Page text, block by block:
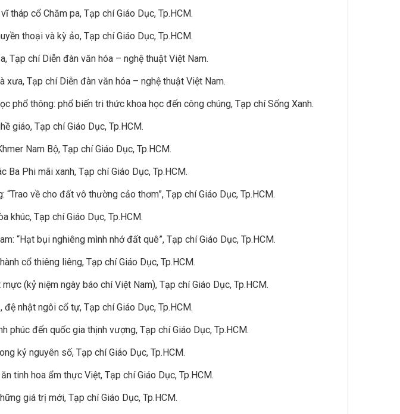
tháp cổ Chăm pa, Tạp chí Giáo Dục, Tp.HCM.
thoại và kỳ ảo, Tạp chí Giáo Dục, Tp.HCM.
Tạp chí Diễn đàn văn hóa – nghệ thuật Việt Nam.
xưa, Tạp chí Diễn đàn văn hóa – nghệ thuật Việt Nam.
phổ thông: phổ biến tri thức khoa học đến công chúng, Tạp chí Sống Xanh.
giáo, Tạp chí Giáo Dục, Tp.HCM.
Nam Bộ, Tạp chí Giáo Dục, Tp.HCM.
Ba Phi mãi xanh, Tạp chí Giáo Dục, Tp.HCM.
“Trao về cho đất vô thường cảo thơm”, Tạp chí Giáo Dục, Tp.HCM.
khúc, Tạp chí Giáo Dục, Tp.HCM.
“Hạt bụi nghiêng mình nhớ đất quê”, Tạp chí Giáo Dục, Tp.HCM.
cổ thiêng liêng, Tạp chí Giáo Dục, Tp.HCM.
(kỷ niệm ngày báo chí Việt Nam), Tạp chí Giáo Dục, Tp.HCM.
đệ nhật ngôi cổ tự, Tạp chí Giáo Dục, Tp.HCM.
phúc đến quốc gia thịnh vượng, Tạp chí Giáo Dục, Tp.HCM.
kỷ nguyên số, Tạp chí Giáo Dục, Tp.HCM.
tinh hoa ẩm thực Việt, Tạp chí Giáo Dục, Tp.HCM.
giá trị mới, Tạp chí Giáo Dục, Tp.HCM.